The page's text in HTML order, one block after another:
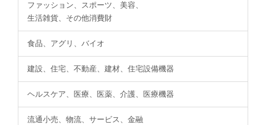
ファッション、スポーツ、美容、
生活雑貨、その他消費財
食品、アグリ、バイオ
建設、住宅、不動産、建材、住宅設備機器
ヘルスケア、医療、医薬、介護、医療機器
流通小売、物流、サービス、金融